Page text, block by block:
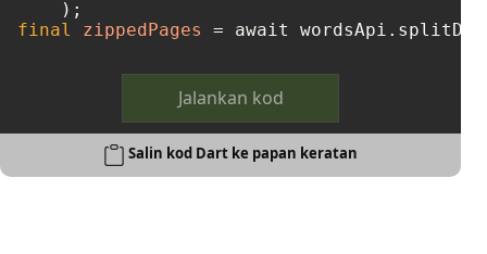
final
zippedPages = await
Jalankan kod
Salin kod Dart ke papan keratan